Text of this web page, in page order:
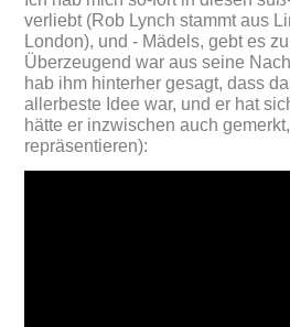
verliebt (Rob Lynch stammt aus
London), und - Mädels, gebt es
Überzeugend war aus seine
hab ihm hinterher gesagt, dass
allerbeste Idee war, und er hat
hätte er inzwischen auch
repräsentieren):